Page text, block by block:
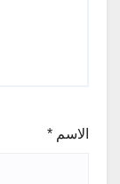
الاسم *